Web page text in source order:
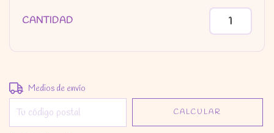
CANTIDAD
Entregas para el CP:
Medios de envío
CALCULAR